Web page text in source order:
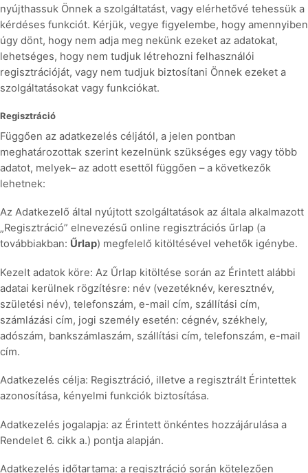
nyújthassuk Önnek a szolgáltatást, vagy elérhetővé tehessük a
kérdéses funkciót. Kérjük, vegye figyelembe, hogy amennyiben
úgy dönt, hogy nem adja meg nekünk ezeket az adatokat,
lehetséges, hogy nem tudjuk létrehozni felhasználói
regisztrációját, vagy nem tudjuk biztosítani Önnek ezeket a
szolgáltatásokat vagy funkciókat.
Regisztráció
Függően az adatkezelés céljától, a jelen pontban
meghatározottak szerint kezelnünk szükséges egy vagy több
adatot, melyek– az adott esettől függően – a következők
lehetnek:
Az Adatkezelő által nyújtott szolgáltatások az általa alkalmazott
„Regisztráció” elnevezésű online regisztrációs űrlap (a
továbbiakban: Űrlap) megfelelő kitöltésével vehetők igénybe.
Kezelt adatok köre: Az Űrlap kitöltése során az Érintett alábbi
adatai kerülnek rögzítésre: név (vezetéknév, keresztnév,
születési név), telefonszám, e-mail cím, szállítási cím,
számlázási cím, jogi személy esetén: cégnév, székhely,
adószám, bankszámlaszám, szállítási cím, telefonszám, e-mail
cím.
Adatkezelés célja: Regisztráció, illetve a regisztrált Érintettek
azonosítása, kényelmi funkciók biztosítása.
Adatkezelés jogalapja: az Érintett önkéntes hozzájárulása a
Rendelet 6. cikk a.) pontja alapján.
Adatkezelés időtartama: a regisztráció során kötelezően